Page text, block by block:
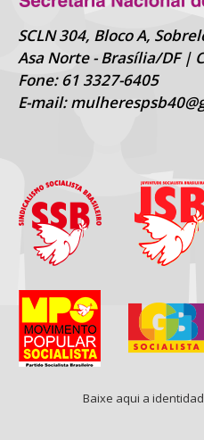
SCLN 304, Bloco A,
Asa Norte - Brasília/DF |
Fone: 61 3327-6405
E-mail:
Baixe aqui a